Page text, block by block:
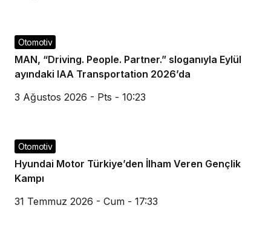
Otomotiv
MAN, “Driving. People. Partner.” sloganıyla Eylül
ayındaki IAA Transportation 2026’da
3 Ağustos 2026 - Pts - 10:23
Otomotiv
Hyundai Motor Türkiye’den İlham Veren Gençlik
Kampı
31 Temmuz 2026 - Cum - 17:33